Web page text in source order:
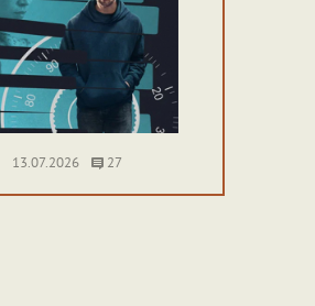
13.07.2026 27